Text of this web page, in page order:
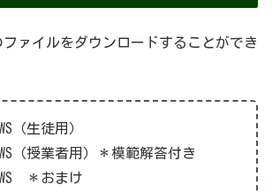
ァイルをダウンロードすることができ
（生徒用）
（授業者用）＊模範解答付き
＊おまけ